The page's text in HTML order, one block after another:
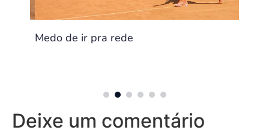
Medo de ir pra rede
Deixe um comentário